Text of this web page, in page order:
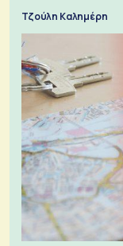
Τζούλη Καλημέρη